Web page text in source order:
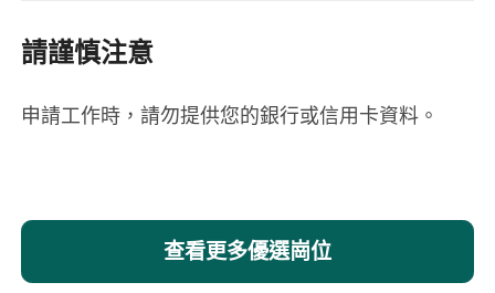
請謹慎注意
申請工作時，請勿提供您的銀行或信用卡資料。
查看更多優選崗位